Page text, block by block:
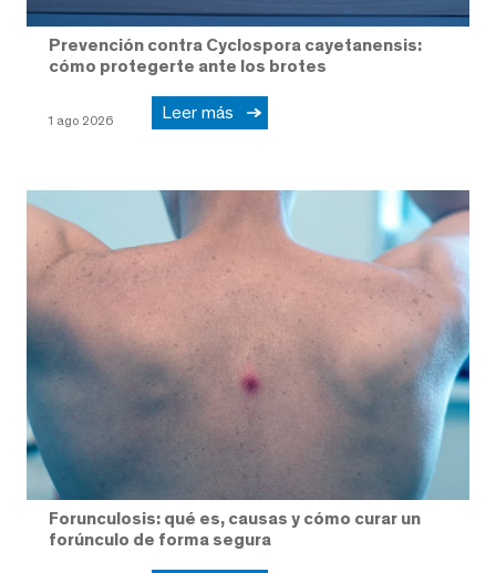
Prevención contra Cyclospora cayetanensis:
cómo protegerte ante los brotes
1 ago 2026 Leer más
Forunculosis: qué es, causas y cómo curar un
forúnculo de forma segura